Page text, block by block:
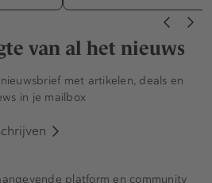
van al het nieuws
met artikelen, deals en
in je mailbox
platform en community